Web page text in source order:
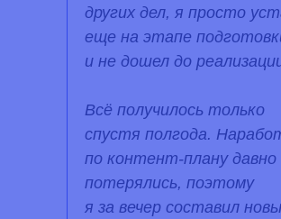
других дел, я просто
еще на этапе
и не дошел до
Всё получилось только
спустя полгода.
по контент-плану давно
потерялись, поэтому
я за вечер составил